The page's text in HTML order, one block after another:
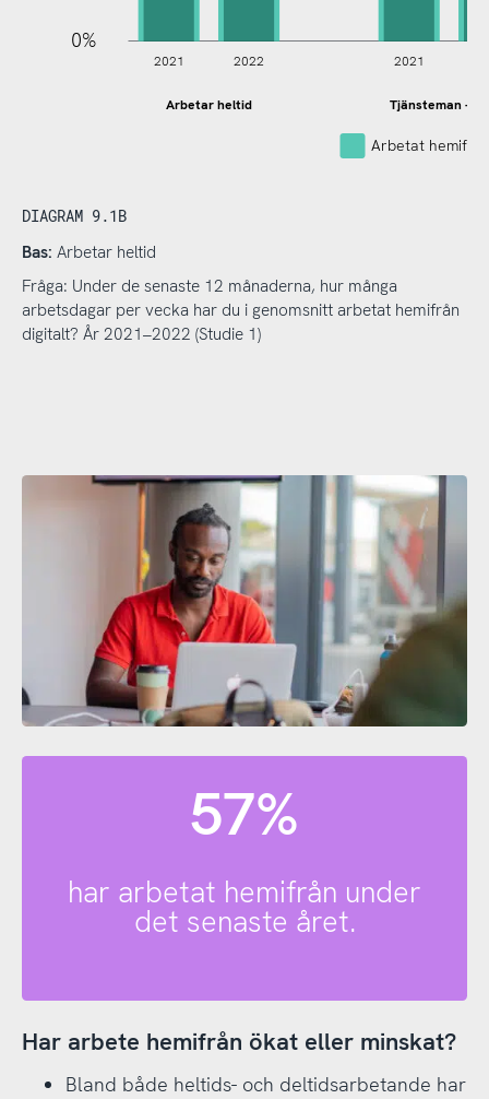
0%
Arbetar heltid Tjänsteman -
2021 2022 2021
Arbetat
DIAGRAM 9.1B
Bas: Arbetar heltid
Fråga: Under de senaste 12 månaderna, hur många
arbetsdagar per vecka har du i genomsnitt arbetat hemifrån
digitalt? År 2021–2022 (Studie 1)
57%
har arbetat hemifrån under
det senaste året.
Har arbete hemifrån ökat eller minskat?
Bland både heltids- och deltidsarbetande har